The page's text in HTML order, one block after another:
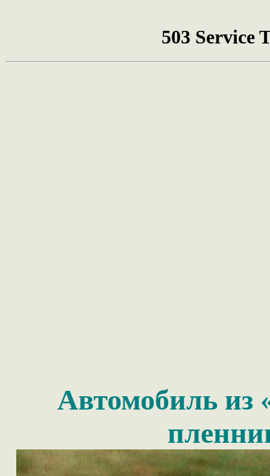
Автомобиль из